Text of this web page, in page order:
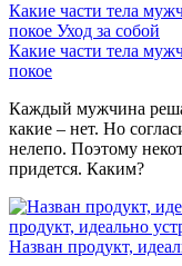
Какие части тела
покое Уход за собой
Какие части тела
покое
Каждый мужчина
какие – нет. Но
нелепо. Поэтому
придется. Каким?
продукт, идеально
Назван продукт,